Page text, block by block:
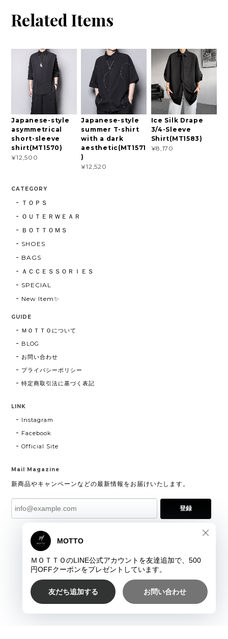
Related Items
Japanese-style
asymmetrical
short-sleeve
shirt(MT1570)
¥12,500
Japanese-style
summer T-shirt
with a dark
aesthetic(MT1571
)
¥12,520
Ice Silk Drape
3/4-Sleeve
Shirt(MT1583)
¥8,170
CATEGORY
ＴＯＰＳ
ＯＵＴＥＲＷＥＡＲ
ＢＯＴＴＯＭＳ
SHOES
BAGS
ＡＣＣＥＳＳＯＲＩＥＳ
SPECIAL
New Item✨
GUIDE
ＭＯＴＴＯについて
BLOG
お問い合わせ
プライバシーポリシー
特定商取引法に基づく表記
LINK
Instagram
Facebook
Official Site
Mail Magazine
新商品やキャンペーンなどの最新情報をお届けいたします。
登録